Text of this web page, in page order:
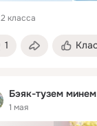
2 класса
1
Бэяк-тузем минем
1 мая